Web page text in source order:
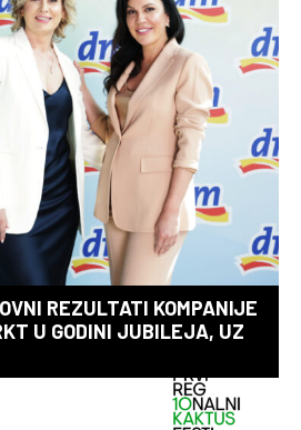
REZULTATI KOMPANIJE
U GODINI JUBILEJA, UZ